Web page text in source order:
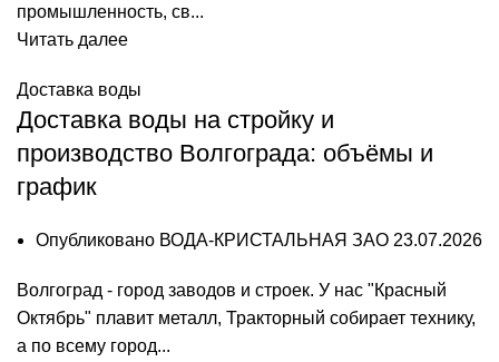
промышленность, св...
Читать далее
Доставка воды
Доставка воды на стройку и
производство Волгограда: объёмы и
график
Опубликовано ВОДА-КРИСТАЛЬНАЯ ЗАО 23.07.2026
Волгоград - город заводов и строек. У нас "Красный
Октябрь" плавит металл, Тракторный собирает технику,
а по всему город...